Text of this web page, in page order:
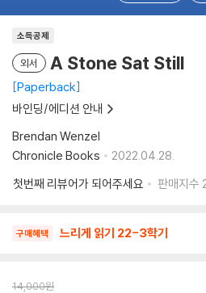
소득공제
외서 A Stone Sat Still
Paperback
바인딩/에디션 안내
Brendan Wenzel
Chronicle Books
2022.04.28.
첫번째 리뷰어가 되어주세요
판매지수
구매혜택 느리게 읽기 22-3학기
14,000원